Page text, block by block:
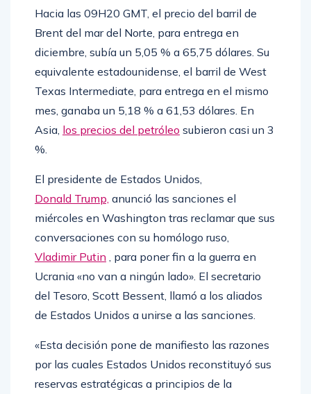
Hacia las 09H20 GMT, el precio del barril de
Brent del mar del Norte, para entrega en
diciembre, subía un 5,05 % a 65,75 dólares. Su
equivalente estadounidense, el barril de West
Texas Intermediate, para entrega en el mismo
mes, ganaba un 5,18 % a 61,53 dólares. En
Asia, los precios del petróleo subieron casi un 3
%.
El presidente de Estados Unidos,
Donald Trump, anunció las sanciones el
miércoles en Washington tras reclamar que sus
conversaciones con su homólogo ruso,
Vladimir Putin , para poner fin a la guerra en
Ucrania «no van a ningún lado». El secretario
del Tesoro, Scott Bessent, llamó a los aliados
de Estados Unidos a unirse a las sanciones.
«Esta decisión pone de manifiesto las razones
por las cuales Estados Unidos reconstituyó sus
reservas estratégicas a principios de la